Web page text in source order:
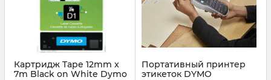
Картридж Tape 12mm x
7m Black on White Dymo
Портативный принтер
этикеток DYMO